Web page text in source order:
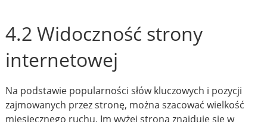
4.2 Widoczność strony
internetowej
Na podstawie popularności słów kluczowych i pozycji
zajmowanych przez stronę, można szacować wielkość
miesięcznego ruchu. Im wyżej strona znajduje się w